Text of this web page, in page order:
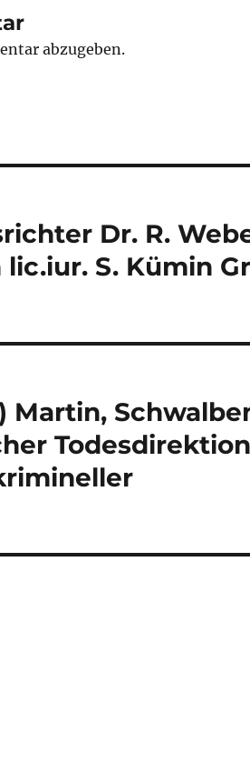
abzugeben.
Dr. R.
lic.iur. S. Kümin